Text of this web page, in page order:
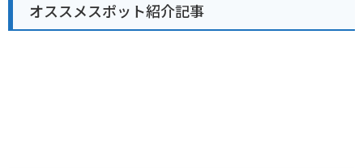
や文化に触れることができる場所です。
オススメスポット紹介記事